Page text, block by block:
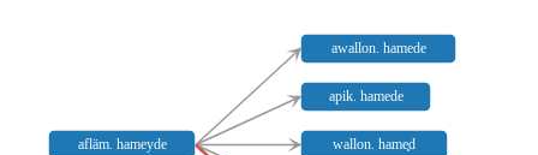
afläm. hameyde
awallon. hamede
apik. hamede
wallon. hame̥d